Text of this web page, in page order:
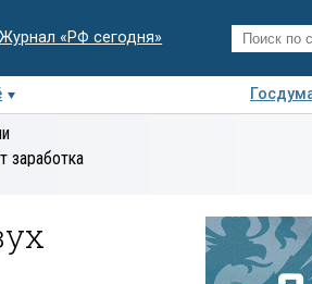
Журнал «РФ сегодня»
экспертиза
заработка